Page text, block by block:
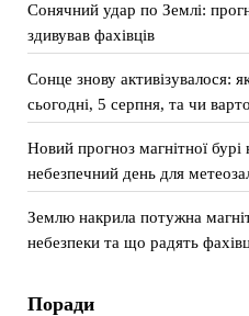
Сонячний удар по Землі:
здивував фахівців
Сонце знову активізувалося:
сьогодні, 5 серпня, та чи
Новий прогноз магнітної
небезпечний день для
Землю накрила потужна
небезпеки та що радять
Поради